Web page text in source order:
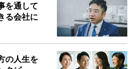
を通して
る会社に
の人生を